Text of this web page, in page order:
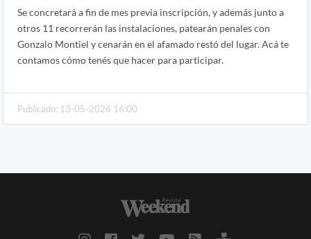
Se concretará a fin de mes previa inscripción, y además junto a
otros 11 recorrerán las instalaciones, patearán penales con
Gonzalo Montiel y cenarán en el afamado restó del lugar. Acá te
contamos cómo tenés que hacer para participar.
Publicado: 13-05-2026 16:00